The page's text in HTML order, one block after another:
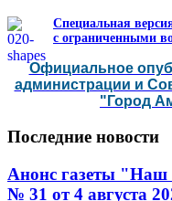
Специальная
с ограниченными
Официальное
администрации и
"Город
Последние новости
Анонс газеты "Наш
№ 31 от 4 августа